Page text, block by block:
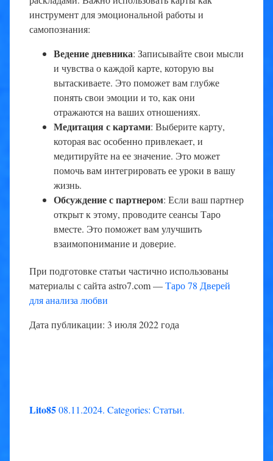
инструмент для эмоциональной работы и
самопознания:
Ведение дневника: Записывайте свои мысли
и чувства о каждой карте, которую вы
вытаскиваете. Это поможет вам глубже
понять свои эмоции и то, как они
отражаются на ваших отношениях.
Медитация с картами: Выберите карту,
которая вас особенно привлекает, и
медитируйте на ее значение. Это может
помочь вам интегрировать ее уроки в вашу
жизнь.
Обсуждение с партнером: Если ваш партнер
открыт к этому, проводите сеансы Таро
вместе. Это поможет вам улучшить
взаимопонимание и доверие.
При подготовке статьи частично использованы
материалы с сайта astro7.com —Таро 78 Дверей
для анализа любви
Дата публикации: 3 июля 2022 года
Lito8508.11.2024. Categories: Статьи.